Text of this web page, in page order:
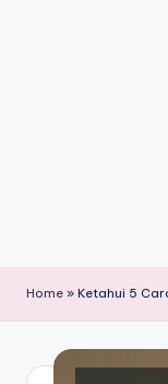
Home » Ketahui 5